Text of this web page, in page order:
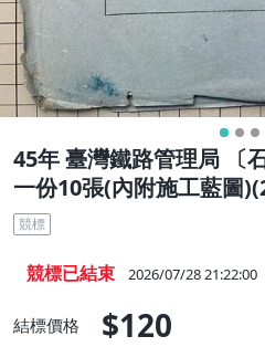
45年 臺灣鐵路管理局 〔
一份10張(內附施工藍圖
競標
競標已結束 2026/07/28 21:22:00
結標價格 $120